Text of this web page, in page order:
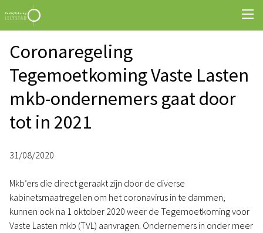
Coronaregeling
Tegemoetkoming Vaste Lasten
mkb-ondernemers gaat door
tot in 2021
31/08/2020
Mkb’ers die direct geraakt zijn door de diverse
kabinetsmaatregelen om het coronavirus in te dammen,
kunnen ook na 1 oktober 2020 weer de Tegemoetkoming voor
Vaste Lasten mkb (TVL) aanvragen. Ondernemers in onder meer